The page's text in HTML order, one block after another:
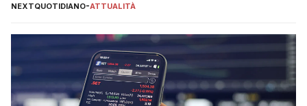
NEXTQUOTIDIANO-ATTUALITÀ